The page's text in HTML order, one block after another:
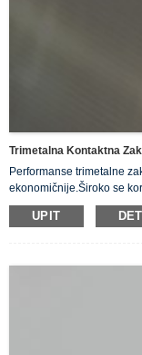
Trimetalna Kontaktna
Performanse trimetalne
ekonomičnije.Široko se
su prekidači, releji,
UPIT